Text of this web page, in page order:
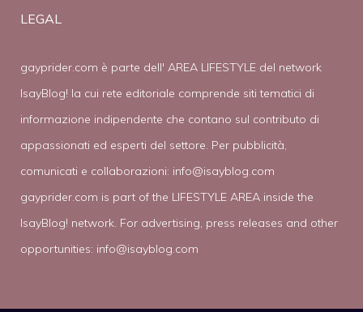
LEGAL
gayprider.com è parte dell' AREA LIFESTYLE del network
IsayBlog! la cui rete editoriale comprende siti tematici di
informazione indipendente che contano sul contributo di
appassionati ed esperti del settore. Per pubblicità,
comunicati e collaborazioni: info@isayblog.com
gayprider.com is part of the LIFESTYLE AREA inside the
IsayBlog! network. For advertising, press releases and other
opportunities: info@isayblog.com